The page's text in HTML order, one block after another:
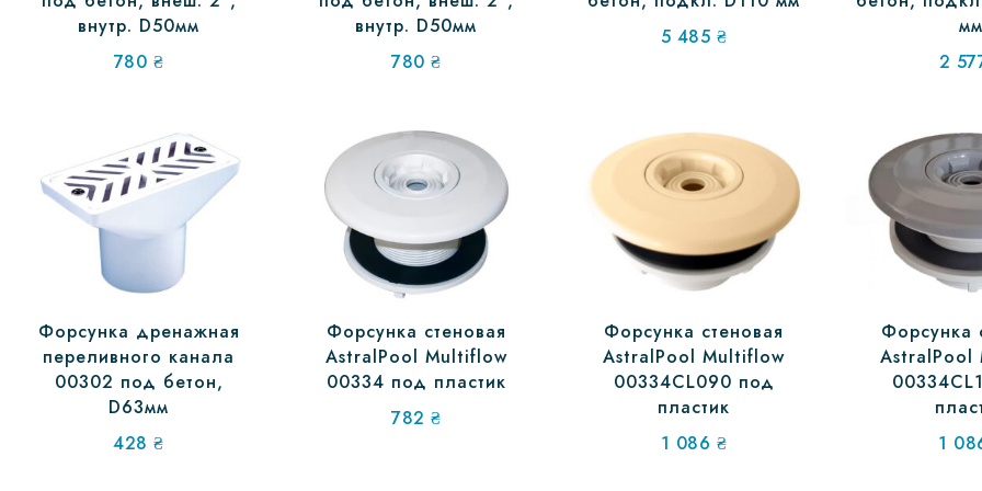
внутр. D50мм
780 ₴
внутр. D50мм
780₴
5 485 ₴
мм
2
Форсунка дренажная
переливного канала
00302 под бетон,
D63мм
428₴
Форсунка стеновая
AstralPool Multiflow
00334 под пластик
782₴
Форсунка стеновая
AstralPool Multiflow
00334CL090 под
пластик
1 086 ₴
Форсунка
AstralPool
1